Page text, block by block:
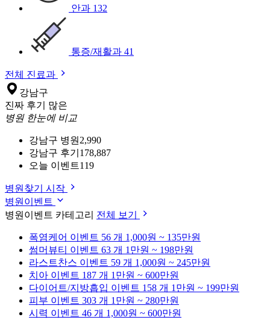
안과 132
통증/재활과 41
전체 진료과
강남구
진짜 후기 많은
병원 한눈에 비교
강남구 병원 2,990
강남구 후기 178,887
오늘 이벤트119
병원찾기 시작
병원이벤트
병원이벤트 카테고리 전체 보기
폭염케어 이벤트 56 개 1,000원 ~ 135만원
썸머뷰티 이벤트 63 개 1만원 ~ 198만원
라스트찬스 이벤트 59 개 1,000원 ~ 245만원
치아 이벤트 187 개 1만원 ~ 600만원
다이어트/지방흡입 이벤트 158 개 1만원 ~ 199만원
피부 이벤트 303 개 1만원 ~ 280만원
시력 이벤트 46 개 1,000원 ~ 600만원